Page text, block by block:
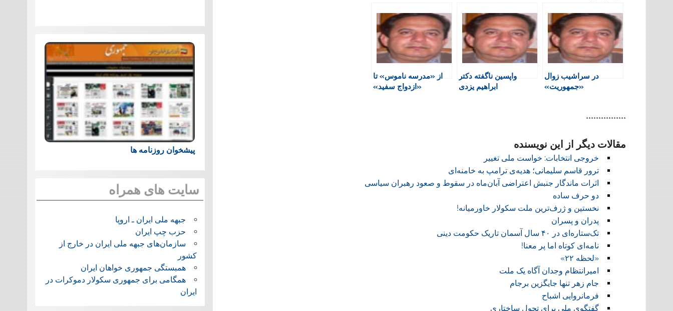
g
r
a
m
t
a
r
i
n
s
A
p
p
o
k
t
F
r
i
e
در سراشیب زوال
«جمهوریت»
واپسین ناگفته دکتر
ابراهیم یزدی
از «مدرسه ناموس» تا
«ازدواج سفید»
****************
مقالات دیگر از این نویسنده
خروجی انتخابات:‏ خواست ملی تغییر
ترور قاسم سلیمانی؛ هدیه‌ی ترامپ به خامنه‌ای
اثرات ماندگار جنبش اعتراضی آبان‌ماه در سقوط و صعود رهبران سیاسی
دو حرف ساده
نخستین و ژرف‌ترین ملت سکولار خاورمیانه!
پدران و پسران
تک‌ستاره‌ای در ۴۰ سال آسمان تاریک حکومت دینی
نامه‌ای کوتاه اما پر معنا!
«لحظه ۲۲»
امیرانتظام وجدان آگاه یک ملت
جام زهر تنها جایگزین برجام
فرمانروایی اشباح
گفتگوی ملی برای تحول ساختاری
پیشخوان روزنامه ها
سایت های همراه
جبهه ملی ایران ـ اروپا
حزب چپ ایران
سازمان‌های جبهه ملی ایران در خارج از
کشور
همبستگی جمهوری خواهان ایران
همگامی برای جمهوری سکولار دموکرات در
ایران